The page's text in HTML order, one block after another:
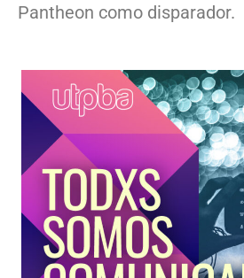
Pantheon como disparador.